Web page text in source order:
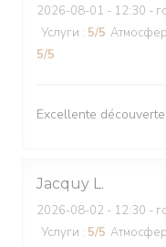
2026-08-01 - 12:30 -
Услуги : 5/5
5/5
Excellente
Jacquy L
2026-08-02 - 12:30 -
Услуги : 5/5